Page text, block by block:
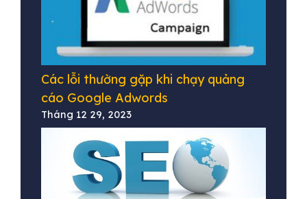
Các lỗi thường gặp khi chạy quảng
cáo Google Adwords
Tháng 12 29, 2023